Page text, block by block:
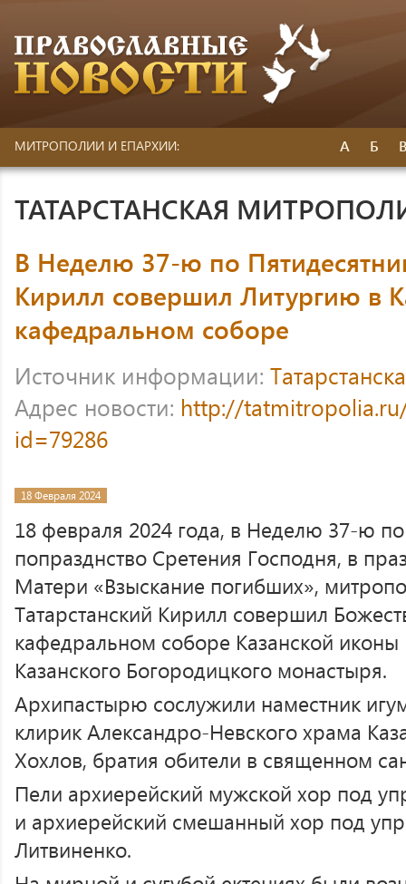
МИТРОПОЛИИ И ЕПАРХИИ: А Б
ТАТАРСТАНСКАЯ
В Неделю 37-ю по
Кирилл совершил Литургию в
кафедральном соборе
Источник информации:
Адрес новости: http://
id=79286
18 Февраля 2024
18 февраля 2024 года, в Неделю 37-ю
попразднство Сретения Господня, в
Матери «Взыскание погибших»,
Татарстанский Кирилл совершил
кафедральном соборе Казанской
Казанского Богородицкого монастыря.
Архипастырю сослужили наместник
клирик Александро-Невского храма
Хохлов, братия обители в священном
Пели архиерейский мужской хор под
и архиерейский смешанный хор под
Литвиненко.